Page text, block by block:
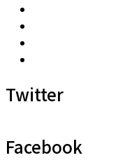
Twitter
Facebook